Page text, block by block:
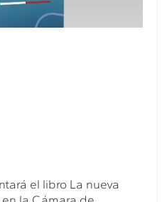
el libro La nueva